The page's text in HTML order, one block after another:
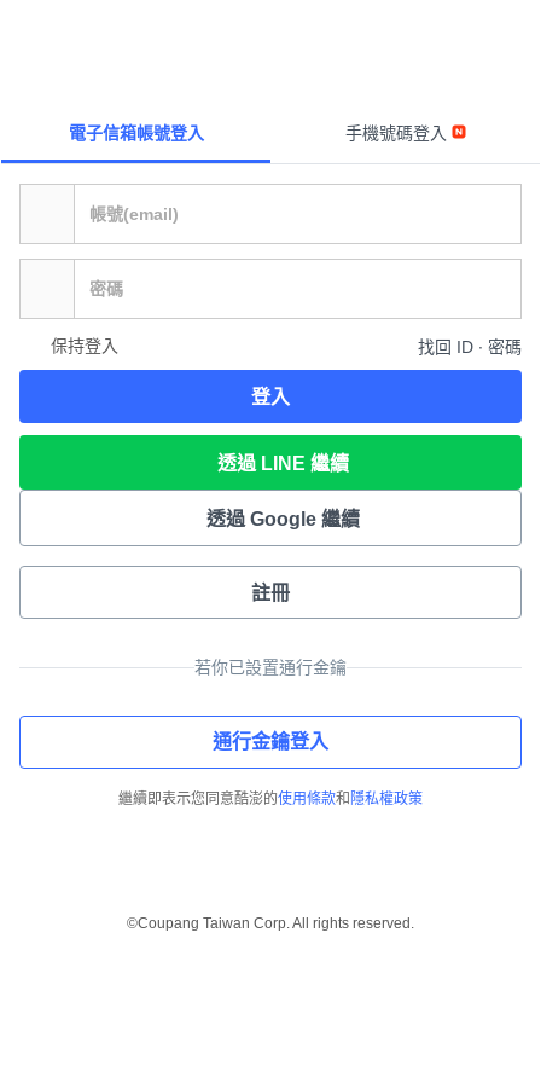
電子信箱帳號登入 手機號碼登入
保持登入 找回 ID ∙ 密碼
登入
透過 LINE 繼續
透過 Google 繼續
註冊
若你已設置通行金鑰
通行金鑰登入
繼續即表示您同意酷澎的使用條款和 隱私權政策
©Coupang Taiwan Corp. All rights reserved.